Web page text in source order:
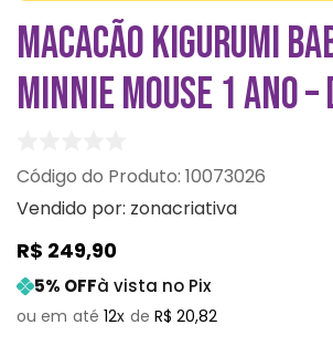
MACACÃO KIGURUMI
MINNIE MOUSE 1 ANO –
: 10073026
Vendido por: zonacriativa
R$ 249,90
5% OFFà vista no Pix
12 R$ 20,82